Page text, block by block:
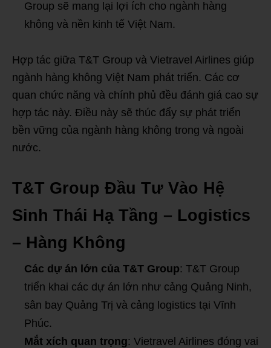
Group sẽ mang lại lợi ích cho ngành hàng
không và nền kinh tế Việt Nam.
Hợp tác giữa T&T Group và Vietravel Airlines giúp
ngành hàng không Việt Nam phát triển. Các cơ
quan chức năng và chính phủ đều đánh giá cao sự
hợp tác này. Điều này sẽ thúc đẩy sự phát triển
bền vững của ngành hàng không trong và ngoài
nước.
T&T Group Đầu Tư Vào Hệ
Sinh Thái Hạ Tầng – Logistics
– Hàng Không
Các dự án lớn của T&T Group: T&T Group
triển khai các dự án lớn như cảng Quảng Ninh,
sân bay Quảng Trị và cảng logistics tại Vĩnh
Phúc.
Mắt xích quan trọng: Vietravel Airlines đóng vai